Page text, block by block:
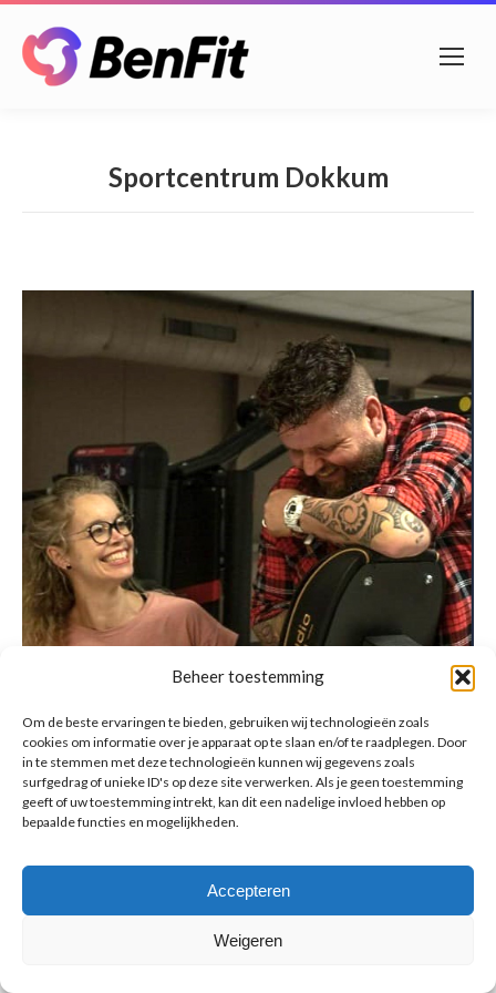
Beheer toestemming
Om de beste ervaringen te bieden, gebruiken wij technologieën zoals
cookies om informatie over je apparaat op te slaan en/of te raadplegen. Door
in te stemmen met deze technologieën kunnen wij gegevens zoals
surfgedrag of unieke ID's op deze site verwerken. Als je geen toestemming
geeft of uw toestemming intrekt, kan dit een nadelige invloed hebben op
bepaalde functies en mogelijkheden.
Accepteren
Weigeren
Sportcentrum Dokkum
© Copyright BenFit |